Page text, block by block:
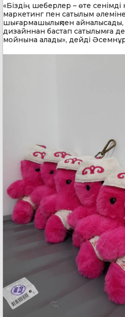
«Біздің шеберлер – өте сенімді
маркетинг пен сатылым
шығармашылықпен айналысады,
дизайннан бастап сатылымға
мойнына алады», дейді